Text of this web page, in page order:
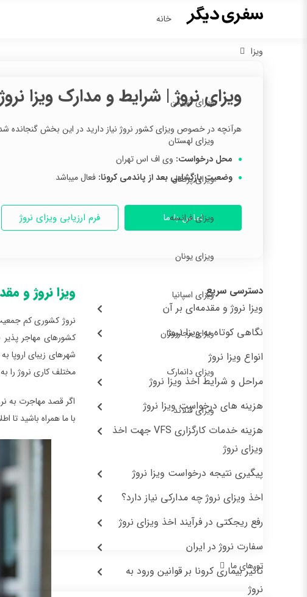
خانه
ویزا
ویزای شینگن
ویزای لهستان
ویزای پرتغال
ویزای فرانسه
ویزای یونان
ویزای اسپانیا
ویزای مجارستان
ویزای دانمارک
ویزای فنلاند
تورهای ما
ویزای نروژ | شرایط و مدارک ویزا نروژ
هرآنچه در خصوص ویزای کشور نروژ نیاز دارید در این بخش گنجانده
محل درخواست: وی اف اس تهران
وضعیت بازگشایی بعد از پاندمی کرونا: فعال میباشد
تماس با ما فرم ارزیابی ویزای نروژ
دسترسی سریع
ویزا نروژ و مقدمه‌ای بر آن
نگاهی کوتاه به ویزا نروژ
انواع ویزا نروژ
مراحل و شرایط اخذ ویزا نروژ
هزینه های درخواست ویزا نروژ
هزینه خدمات کارگزاری VFS جهت اخذ
ویزای نروژ
پیگیری نتیجه درخواست ویزا نروژ
اخذ ویزای نروژ چه مدارکی نیاز دارد؟
رفع ریجکتی در فرآیند اخذ ویزای نروژ
سفارت نروژ در ایران
تاثیر بیماری کرونا بر قوانین ورود به
نروژ
ویزا نروژ و
نروژ کشوری کم جمعیت
کشورهای مهاجر
شهرهای زیبای
مختلف کاری نروژ را
اگر قصد مهاجرت به
با ما همراه باشید تا